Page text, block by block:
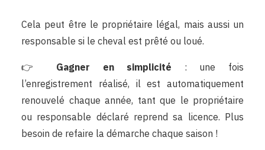
Cela peut être le propriétaire légal, mais aussi un
responsable si le cheval est prêté ou loué.
👉 Gagner en simplicité : une fois
l’enregistrement réalisé, il est automatiquement
renouvelé chaque année, tant que le propriétaire
ou responsable déclaré reprend sa licence. Plus
besoin de refaire la démarche chaque saison !